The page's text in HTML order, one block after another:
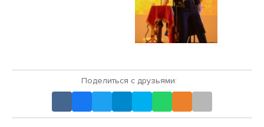
Поделиться с друзьями: